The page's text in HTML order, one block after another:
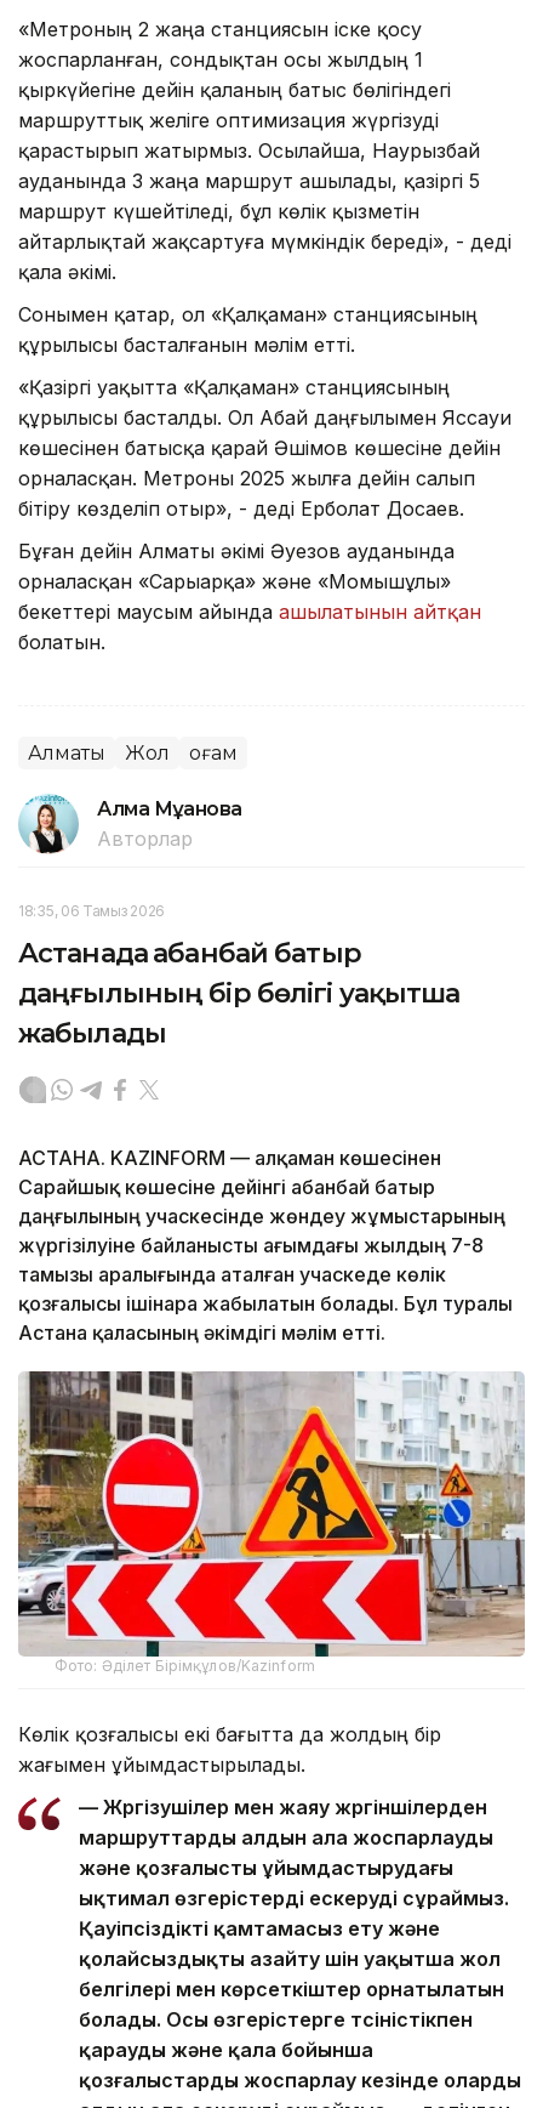
«Метроның 2 жаңа станциясын іске қосу
жоспарланған, сондықтан осы жылдың 1
қыркүйегіне дейін қаланың батыс бөлігіндегі
маршруттық желіге оптимизация жүргізуді
қарастырып жатырмыз. Осылайша, Наурызбай
ауданында 3 жаңа маршрут ашылады, қазіргі 5
маршрут күшейтіледі, бұл көлік қызметін
айтарлықтай жақсартуға мүмкіндік береді», - деді
қала әкімі.
Сонымен қатар, ол «Қалқаман» станциясының
құрылысы басталғанын мәлім етті.
«Қазіргі уақытта «Қалқаман» станциясының
құрылысы басталды. Ол Абай даңғылымен Яссауи
көшесінен батысқа қарай Әшімов көшесіне дейін
орналасқан. Метроны 2025 жылға дейін салып
бітіру көзделіп отыр», - деді Ерболат Досаев.
Бұған дейін Алматы әкімі Әуезов ауданында
орналасқан «Сарыарқа» және «Момышұлы»
бекеттері маусым айында ашылатынын айтқан
болатын.
Алматы Жол Қоғам
Алма Мұқанова
Авторлар
18:35, 06 Тамыз 2026
Астанада Қабанбай батыр
даңғылының бір бөлігі уақытша
жабылады
АСТАНА. KAZINFORM — Қалқаман көшесінен
Сарайшық көшесіне дейінгі Қабанбай батыр
даңғылының учаскесінде жөндеу жұмыстарының
жүргізілуіне байланысты ағымдағы жылдың 7-8
тамызы аралығында аталған учаскеде көлік
қозғалысы ішінара жабылатын болады. Бұл туралы
Астана қаласының әкімдігі мәлім етті.
Фото: Әділет Бірімқұлов/Kazinform
Көлік қозғалысы екі бағытта да жолдың бір
жағымен ұйымдастырылады.
— Жүргізушілер мен жаяу жүргіншілерден
маршруттарды алдын ала жоспарлауды
және қозғалысты ұйымдастырудағы
ықтимал өзгерістерді ескеруді сұраймыз.
Қауіпсіздікті қамтамасыз ету және
қолайсыздықты азайту үшін уақытша жол
белгілері мен көрсеткіштер орнатылатын
болады. Осы өзгерістерге түсіністікпен
қарауды және қала бойынша
қозғалыстарды жоспарлау кезінде оларды